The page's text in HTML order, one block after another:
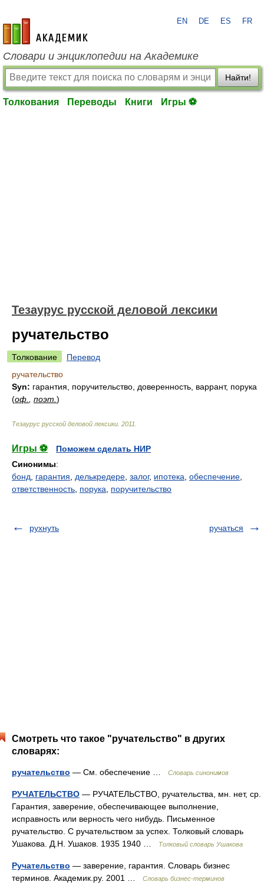
academic.ru
EN DE ES FR
Словари и энциклопедии на Академике
Найти!
Толкования Переводы Книги Игры ⚽
Тезаурус русской деловой лексики
ручательство
Толкование
Перевод
ручательство
Syn: гарантия, поручительство, доверенность, варрант, порука
(оф. поэт. )
Тезаурус русской деловой лексики 2011
Игры ⚽
Поможем сделать НИР
Синонимы:
бонд
гарантия делькредере залог, ипотека обеспечение
ответственность порука поручительство
рухнуть ручаться
Смотреть что такое "ручательство" в других
словарях:
ручательство — См. обеспечение … Словарь синонимов
РУЧАТЕЛЬСТВО — РУЧАТЕЛЬСТВО, ручательства, мн. нет, ср.
Гарантия, заверение, обеспечивающее выполнение,
исправность или верность чего нибудь. Письменное
ручательство. С ручательством за успех. Толковый словарь
Ушакова. Д.Н. Ушаков. 1935 1940 …
Толковый словарь Ушакова
Ручательство — заверение, гарантия. Словарь бизнес
терминов. Академик.ру. 2001 …
Словарь бизнес-терминов